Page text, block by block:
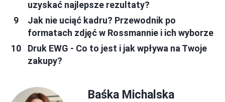
uzyskać najlepsze rezultaty?
Jak nie uciąć kadru? Przewodnik po
formatach zdjęć w Rossmannie i ich wyborze
Druk EWG - Co to jest i jak wpływa na Twoje
zakupy?
Baśka Michalska